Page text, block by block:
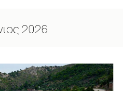
2026